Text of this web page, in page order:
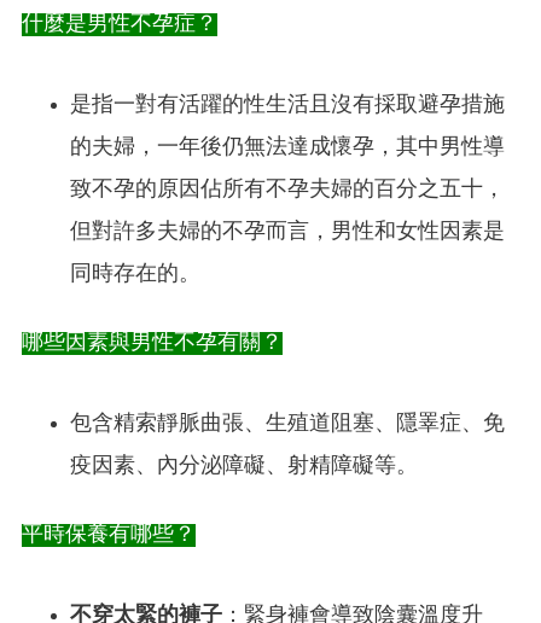
什麼是男性不孕症？
是指一對有活躍的性生活且沒有採取避孕措施
的夫婦，一年後仍無法達成懷孕，其中男性導
致不孕的原因佔所有不孕夫婦的百分之五十，
但對許多夫婦的不孕而言，男性和女性因素是
同時存在的。
哪些因素與男性不孕有關？
包含精索靜脈曲張、生殖道阻塞、隱睪症、免
疫因素、內分泌障礙、射精障礙等。
平時保養有哪些？
不穿太緊的褲子 ：緊身褲會導致陰囊溫度升